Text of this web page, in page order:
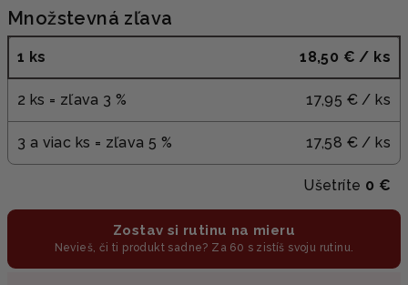
Množstevná zľava
1 ks 18,50 € / ks
2 ks = zľava 3 % 17,95 € / ks
3 a viac ks = zľava 5 % 17,58 € / ks
Ušetríte 0 €
Zostav si rutinu na mieru
Nevieš, či ti produkt sadne? Za 60 s zistíš svoju rutinu.